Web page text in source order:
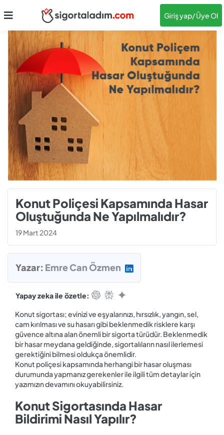
Giriş yap/ Üye Ol
Konut Poliçesi Kapsamında Hasar
Oluştuğunda Ne Yapılmalıdır?
19 Mart 2024
Yazar: Emre Can Özmen
Yapay zeka ile özetle:
Konut sigortası; evinizi ve eşyalarınızı, hırsızlık, yangın, sel,
cam kırılması ve su hasarı gibi beklenmedik risklere karşı
güvence altına alan önemli bir sigorta türüdür. Beklenmedik
bir hasar meydana geldiğinde, sigortalıların nasıl ilerlemesi
gerektiğini bilmesi oldukça önemlidir.
Konut poliçesi kapsamında herhangi bir hasar oluşması
durumunda yapmanız gerekenler ile ilgili tüm detaylar için
yazımızın devamını okuyabilirsiniz.
Konut Sigortasında Hasar
Bildirimi Nasıl Yapılır?